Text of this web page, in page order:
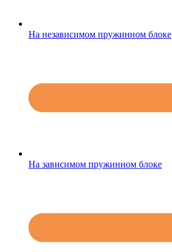
На независимом пружинном блоке
На зависимом пружинном блоке